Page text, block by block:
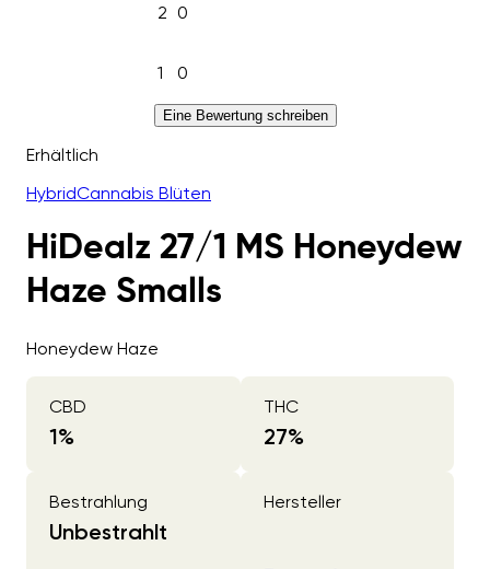
2 0
1 0
Eine Bewertung schreiben
Erhältlich
HybridCannabis Blüten
HiDealz 27/1 MS Honeydew
Haze Smalls
Honeydew Haze
CBD
1%
THC
27%
Bestrahlung
Unbestrahlt
Hersteller